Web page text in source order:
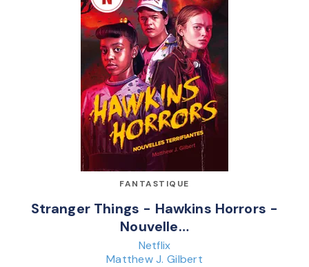
FANTASTIQUE
Stranger Things - Hawkins Horrors -
Nouvelle…
Netflix
Matthew J. Gilbert